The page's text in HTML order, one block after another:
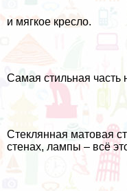
и мягкое кресло.
Самая стильная часть
Стеклянная матовая
стенах, лампы – всё